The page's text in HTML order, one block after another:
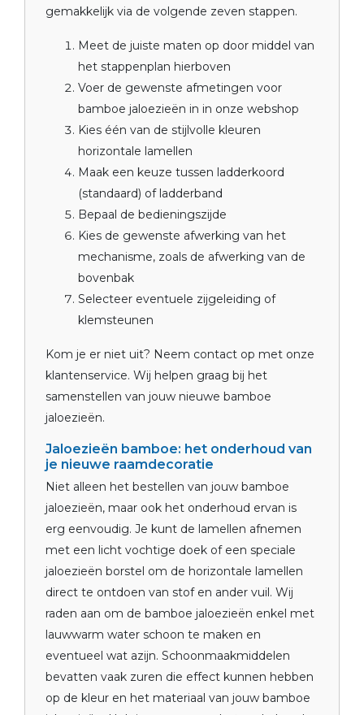
gemakkelijk via de volgende zeven stappen.
Meet de juiste maten op door middel van
het stappenplan hierboven
Voer de gewenste afmetingen voor
bamboe jaloezieën in in onze webshop
Kies één van de stijlvolle kleuren
horizontale lamellen
Maak een keuze tussen ladderkoord
(standaard) of ladderband
Bepaal de bedieningszijde
Kies de gewenste afwerking van het
mechanisme, zoals de afwerking van de
bovenbak
Selecteer eventuele zijgeleiding of
klemsteunen
Kom je er niet uit? Neem contact op met onze
klantenservice. Wij helpen graag bij het
samenstellen van jouw nieuwe bamboe
jaloezieën.
Jaloezieën bamboe: het onderhoud van
je nieuwe raamdecoratie
Niet alleen het bestellen van jouw bamboe
jaloezieën, maar ook het onderhoud ervan is
erg eenvoudig. Je kunt de lamellen afnemen
met een licht vochtige doek of een speciale
jaloezieën borstel om de horizontale lamellen
direct te ontdoen van stof en ander vuil. Wij
raden aan om de bamboe jaloezieën enkel met
lauwwarm water schoon te maken en
eventueel wat azijn. Schoonmaakmiddelen
bevatten vaak zuren die effect kunnen hebben
op de kleur en het materiaal van jouw bamboe